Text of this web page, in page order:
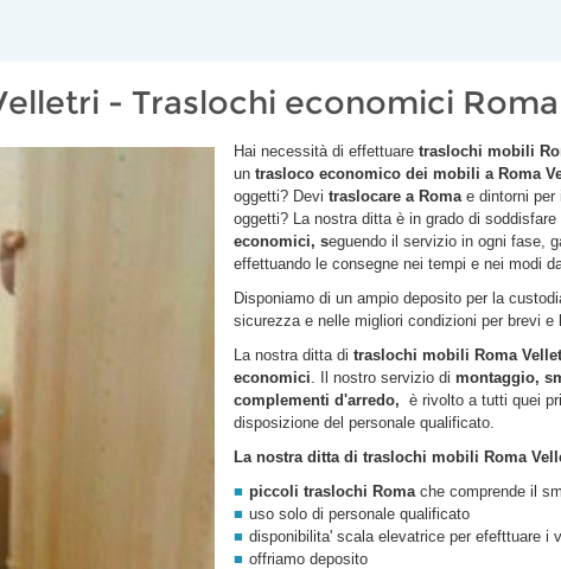
- Traslochi economici Roma
Hai necessità di effettuare traslochi mobili
un trasloco economico dei mobili a Roma
oggetti? Devi traslocare a Romae dintorni per
oggetti? La nostra ditta è in grado di
economici, seguendo il servizio in ogni fase,
effettuando le consegne nei tempi e nei modi
Disponiamo di un ampio deposito per la
sicurezza e nelle migliori condizioni per brevi e
La nostra ditta di traslochi mobili Roma
economici. Il nostro servizio di montaggio,
complementi d'arredo, è rivolto a tutti quei
disposizione del personale qualificato.
La nostra ditta di traslochi mobili Roma
piccoli traslochi Romache comprende il
uso solo di personale qualificato
disponibilita' scala elevatrice per efefttuare i
offriamo deposito